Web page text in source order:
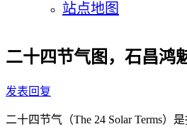
站点地图
二十四节气图，石昌鸿
发表回复
二十四节气（The 24 Solar Terms）